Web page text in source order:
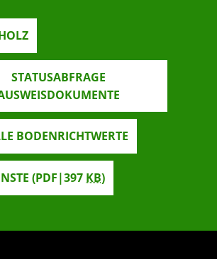
STATUSABFRAGE
BODENRICHTWERTE
(PDF|397 KB)